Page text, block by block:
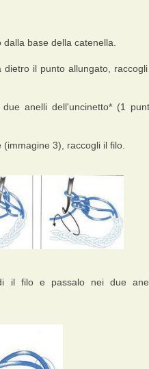
base della catenella.
il punto allungato,
anelli dell'uncinetto* (1
3), raccogli il filo.
il filo e passalo nei due